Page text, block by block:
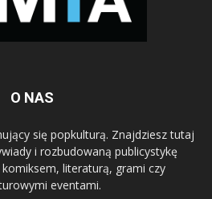
O NAS
się popkulturą. Znajdziesz tutaj
i rozbudowaną publicystykę
literaturą, grami czy
eventami.